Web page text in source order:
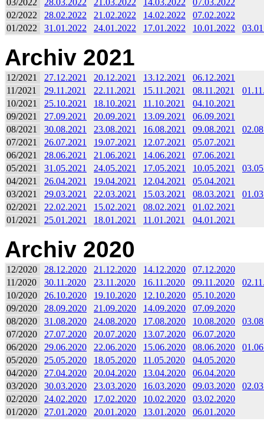
03/2022 28.03.2022 21.03.2022 14.03.2022
07.03.2022
02/2022
28.02.2022 21.02.2022 14.02.2022
07.02.2022
01/2022
31.01.2022 24.01.2022 17.01.2022 10.01.2022
Archiv 2021
12/2021 27.12.2021 20.12.2021 13.12.2021
06.12.2021
11/2021
29.11.2021 22.11.2021 15.11.2021 08.11.2021
10/2021
25.10.2021 18.10.2021 11.10.2021
04.10.2021
09/2021
27.09.2021 20.09.2021 13.09.2021
06.09.2021
08/2021
30.08.2021 23.08.2021 16.08.2021 09.08.2021
07/2021
26.07.2021 19.07.2021 12.07.2021
05.07.2021
06/2021
28.06.2021 21.06.2021 14.06.2021
07.06.2021
05/2021
31.05.2021 24.05.2021 17.05.2021 10.05.2021
04/2021
26.04.2021 19.04.2021 12.04.2021
05.04.2021
03/2021
29.03.2021 22.03.2021 15.03.2021 08.03.2021
02/2021
22.02.2021 15.02.2021 08.02.2021
01.02.2021
01/2021
25.01.2021 18.01.2021 11.01.2021 04.01.2021
Archiv 2020
12/2020 28.12.2020 21.12.2020 14.12.2020
07.12.2020
11/2020
30.11.2020 23.11.2020 16.11.2020 09.11.2020
10/2020
26.10.2020 19.10.2020 12.10.2020
05.10.2020
09/2020
28.09.2020 21.09.2020 14.09.2020
07.09.2020
08/2020
31.08.2020 24.08.2020 17.08.2020 10.08.2020
07/2020
27.07.2020 20.07.2020 13.07.2020
06.07.2020
06/2020
29.06.2020 22.06.2020 15.06.2020 08.06.2020
05/2020
25.05.2020 18.05.2020 11.05.2020
04.05.2020
04/2020
27.04.2020 20.04.2020 13.04.2020
06.04.2020
03/2020
30.03.2020 23.03.2020 16.03.2020 09.03.2020
02/2020
24.02.2020 17.02.2020 10.02.2020
03.02.2020
01/2020
27.01.2020 20.01.2020 13.01.2020 06.01.2020